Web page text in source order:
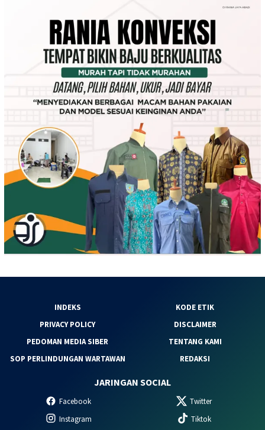
INDEKS
KODE ETIK
PRIVACY POLICY
DISCLAIMER
PEDOMAN MEDIA SIBER
TENTANG KAMI
SOP PERLINDUNGAN WARTAWAN
REDAKSI
JARINGAN SOCIAL
Facebook
Twitter
Instagram
Tiktok